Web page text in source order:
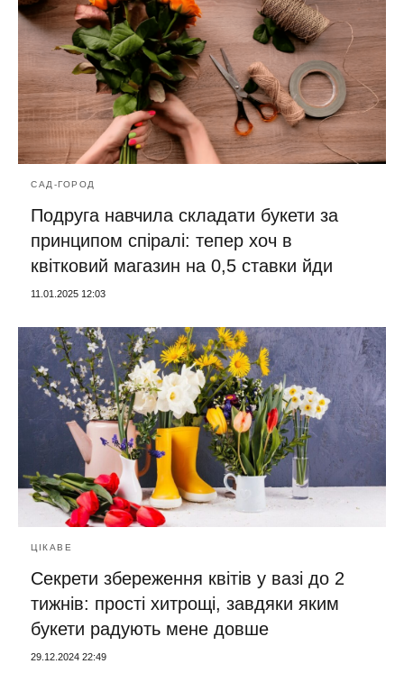
САД-ГОРОД
Подруга навчила складати букети за
принципом спіралі: тепер хоч в
квітковий магазин на 0,5 ставки йди
11.01.2025 12:03
ЦІКАВЕ
Секрети збереження квітів у вазі до 2
тижнів: прості хитрощі, завдяки яким
букети радують мене довше
29.12.2024 22:49